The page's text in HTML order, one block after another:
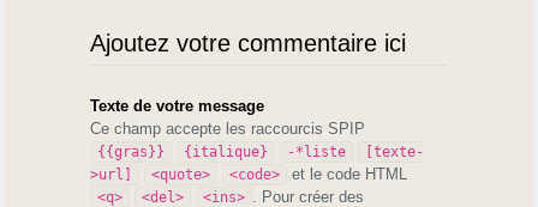
Ajoutez votre commentaire ici
Texte de votre message
Ce champ accepte les raccourcis SPIP
{{gras}} {italique} -*liste
[texte-
>url]
<quote> <code> et le code HTML
<q> <del> <ins>
. Pour créer des